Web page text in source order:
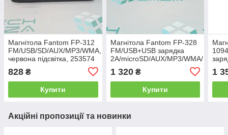
Магнітола Fantom FP-312
FM/USB/SD/AUX/MP3/WMA,
червона підсвітка, 253574
828 ₴
Купити
Магнітола Fantom FP-328
FM/USB+USB зарядка
2А/microSD/AUX/MP3/WMA/
мультиколор підсвітка, FP-
328
1 320₴
Купити
1
Акційні пропозиції та новинки